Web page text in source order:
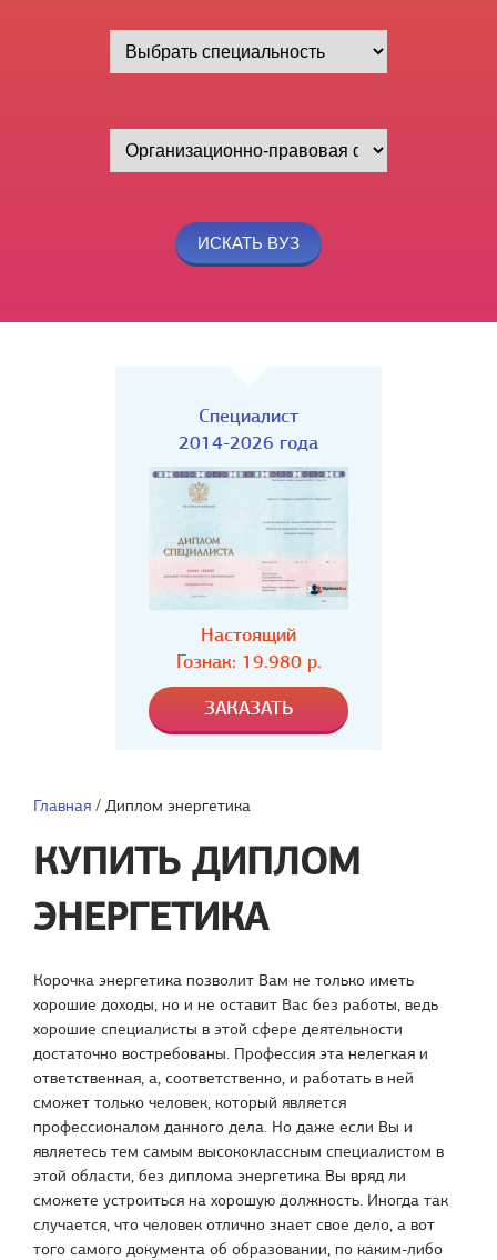
Специалист
2014-2026 года
Настоящий
Гознак: 19.980 р.
Главная / Диплом энергетика
КУПИТЬ ДИПЛОМ
ЭНЕРГЕТИКА
Корочка энергетика позволит Вам не только иметь
хорошие доходы, но и не оставит Вас без работы, ведь
хорошие специалисты в этой сфере деятельности
достаточно востребованы. Профессия эта нелегкая и
ответственная, а, соответственно, и работать в ней
сможет только человек, который является
профессионалом данного дела. Но даже если Вы и
являетесь тем самым высококлассным специалистом в
этой области, без диплома энергетика Вы вряд ли
сможете устроиться на хорошую должность. Иногда так
случается, что человек отлично знает свое дело, а вот
того самого документа об образовании, по каким-либо